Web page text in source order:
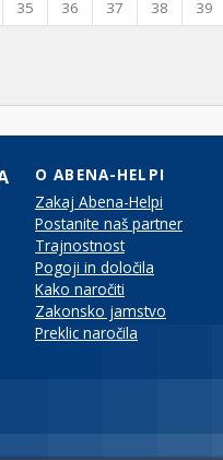
35 36 37 38 39
O ABENA-HELPI
Zakaj Abena-Helpi
Postanite naš partner
Trajnostnost
Pogoji in določila
Kako naročiti
Zakonsko jamstvo